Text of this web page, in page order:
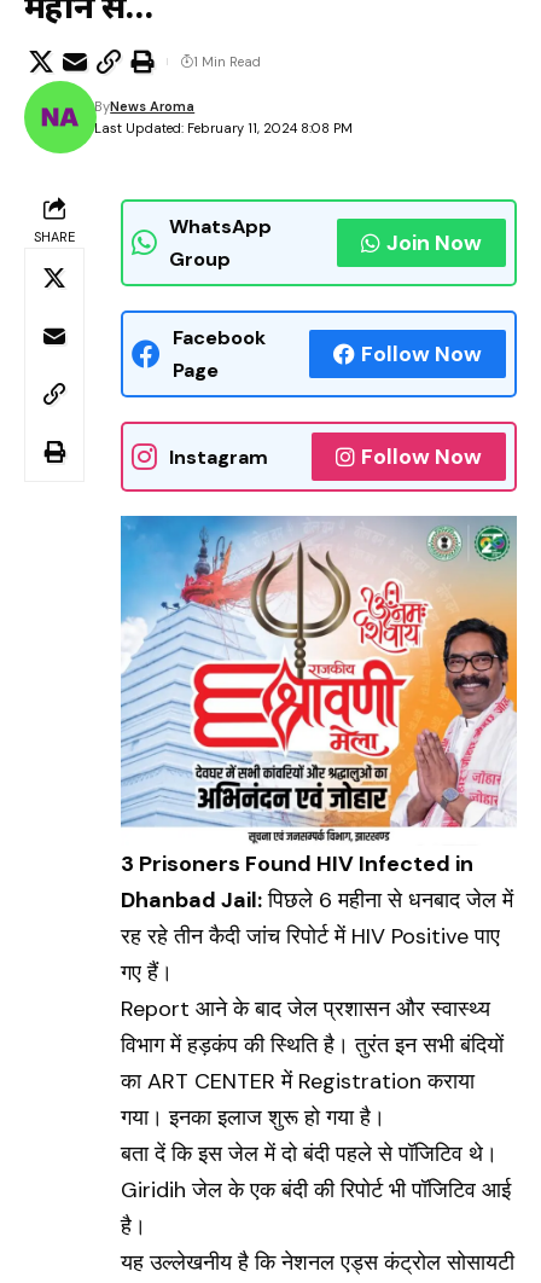
Last Updated: February 11, 2024 8:08 PM
ByNews Aroma
1 Min Read
SHARE
WhatsApp
Group
Join Now
Facebook
Page
Follow Now
Instagram Follow Now
3 Prisoners Found HIV Infected in
Dhanbad Jail:पिछले 6 महीना से धनबाद जेल में
रह रहे तीन कैदी जांच रिपोर्ट में HIV Positiveपाए
गए हैं।
Report आने के बाद जेल प्रशासन और स्वास्थ्य
विभाग में हड़कंप की स्थिति है। तुरंत इन सभी बंदियों
का ART CENTER में Registration कराया
गया। इनका इलाज शुरू हो गया है।
बता दें कि इस जेल में दो बंदी पहले से पॉजिटिव थे।
Giridih जेल के एक बंदी की रिपोर्ट भी पॉजिटिव आई
है।
यह उल्लेखनीय है कि नेशनल एड्स कंट्रोल सोसायटी